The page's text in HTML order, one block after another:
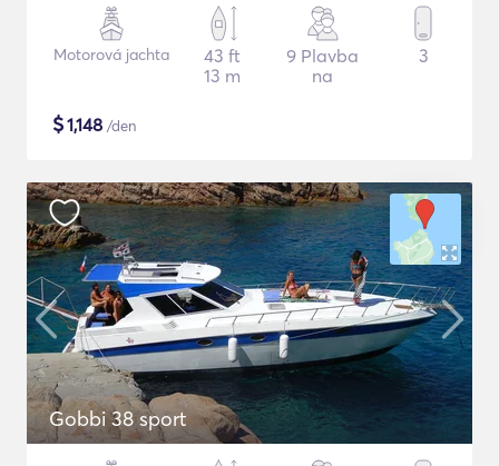
Motorová jachta
43 ft
13 m
9 Plavba
na
3
$1,148 /den
Gobbi 38 sport